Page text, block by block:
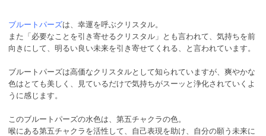
ブルートパーズは、幸運を呼ぶクリスタル。
また「必要なことを引き寄せるクリスタル」とも言われて、気持ちを前
向きにして、明るい良い未来を引き寄せてくれる、と言われています。
ブルートパーズは高価なクリスタルとして知られていますが、爽やかな
色はとても美しく、見ているだけで気持ちがスーッと浄化されていくよ
うに感じます。
このブルートパーズの水色は、第五チャクラの色。
喉にある第五チャクラを活性して、自己表現を助け、自分の願う未来に